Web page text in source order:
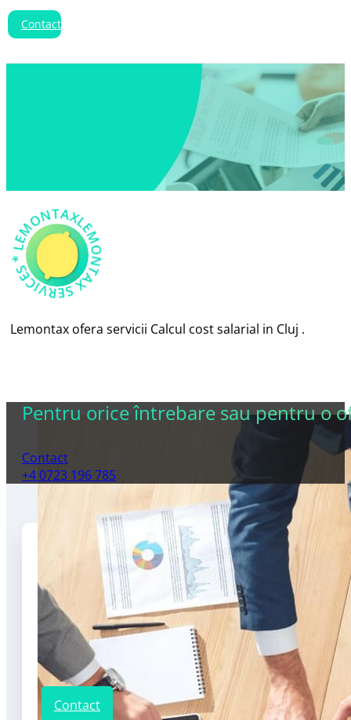
Contact
Calcul cost salarial
A
*
AX *
Lemontax ofera servicii Calcul cost salarial in Cluj .
Pentru orice întrebare sau pentru o
Contact
+4 0723 196 785
Luni – Vineri: 8:30-16:30
Sâmbătă: Închis
Adresa
Municipiul Cluj-Napoca, complex ELITE CITY, Strada Bulevardul Muncii,
Telefon
+4 0723 196 785
Contact